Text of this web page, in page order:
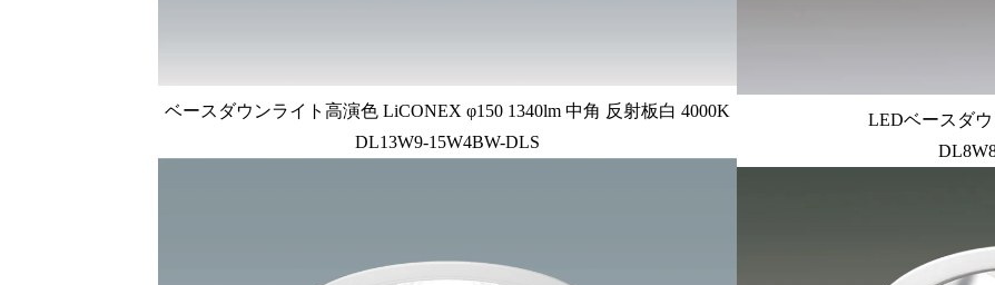
ベースダウンライト高演色 LiCONEX φ150 1340lm 中角 反射板白 4000K
DL13W9-15W4BW-DLS
LEDベースダ